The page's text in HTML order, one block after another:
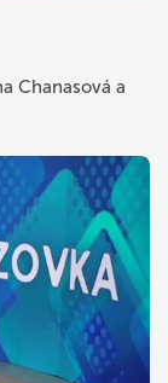
Chanasová a